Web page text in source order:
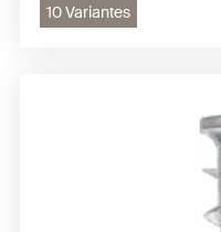
10 Variantes